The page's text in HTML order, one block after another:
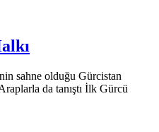
sahne olduğu Gürcistan
da tanıştı İlk Gürcü